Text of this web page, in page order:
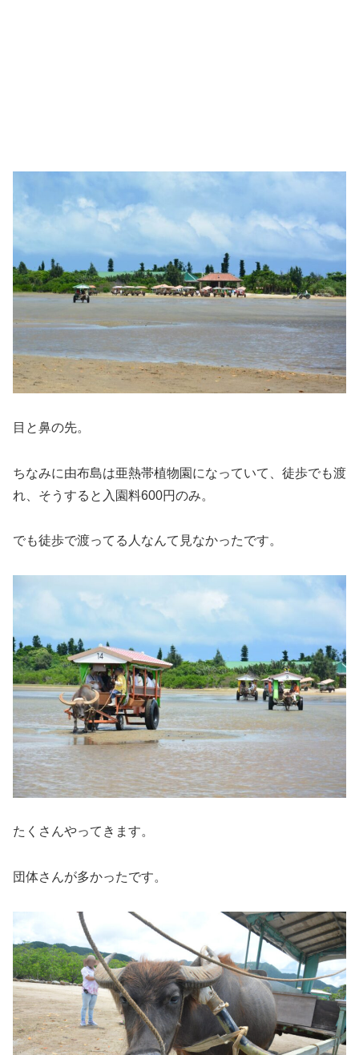
目と鼻の先。
ちなみに由布島は亜熱帯植物園になっていて、徒歩でも渡
れ、そうすると入園料600円のみ。
でも徒歩で渡ってる人なんて見なかったです。
たくさんやってきます。
団体さんが多かったです。